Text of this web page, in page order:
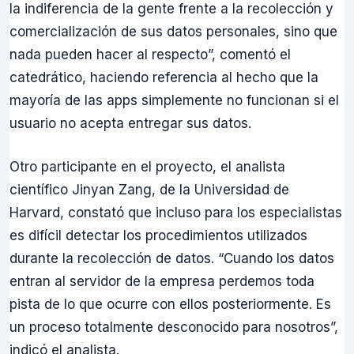
la indiferencia de la gente frente a la recolección y
comercialización de sus datos personales, sino que
nada pueden hacer al respecto”, comentó el
catedrático, haciendo referencia al hecho que la
mayoría de las apps simplemente no funcionan si el
usuario no acepta entregar sus datos.
Otro participante en el proyecto, el analista
científico Jinyan Zang, de la Universidad de
Harvard, constató que incluso para los especialistas
es difícil detectar los procedimientos utilizados
durante la recolección de datos. “Cuando los datos
entran al servidor de la empresa perdemos toda
pista de lo que ocurre con ellos posteriormente. Es
un proceso totalmente desconocido para nosotros”,
indicó el analista.